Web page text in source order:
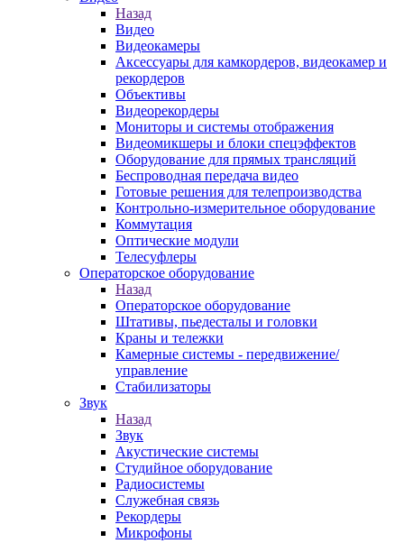
Назад
Видео
Видеокамеры
Аксессуары для камкордеров, видеокамер и
рекордеров
Объективы
Видеорекордеры
Мониторы и системы отображения
Видеомикшеры и блоки спецэффектов
Оборудование для прямых трансляций
Беспроводная передача видео
Готовые решения для телепроизводства
Контрольно-измерительное оборудование
Коммутация
Оптические модули
Телесуфлеры
Операторское оборудование
Назад
Операторское оборудование
Штативы, пьедесталы и головки
Краны и тележки
Камерные системы - передвижение/
управление
Стабилизаторы
Звук
Назад
Звук
Акустические системы
Студийное оборудование
Радиосистемы
Служебная связь
Рекордеры
Микрофоны